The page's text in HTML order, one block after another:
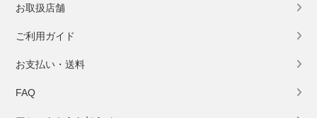
お取扱店舗
ご利用ガイド
お支払い・送料
FAQ